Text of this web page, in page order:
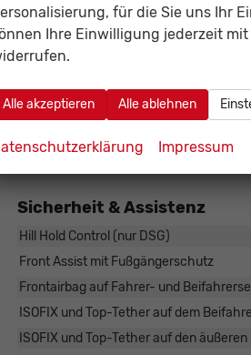
Infotainment &
8,25" Skoda Infotainment
8" digitales Display
Sicherheit & Assistenz
Hill Hold Control (nur DSG)
Front Assist mit Fußgängerschutz
Frontairbag auf Fahrer- und
ISOFIX und Top-Tether auf dem
ISOFIX und Top-Tether auf den
für die Sie uns Ihr
Ihre Einwilligung jederzeit
Alle akzeptieren Alle ablehnen
Impressum